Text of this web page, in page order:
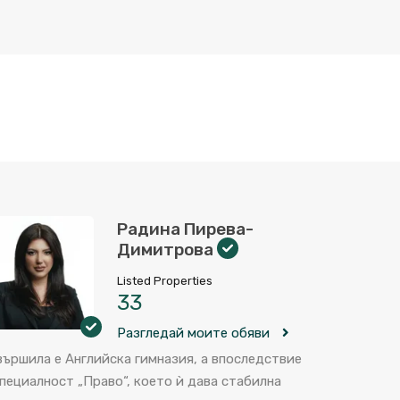
Радина Пирева-
Димитрова
Listed Properties
33
Разгледай моите обяви
е Английска гимназия, а впоследствие
„Право“, което ѝ дава стабилна